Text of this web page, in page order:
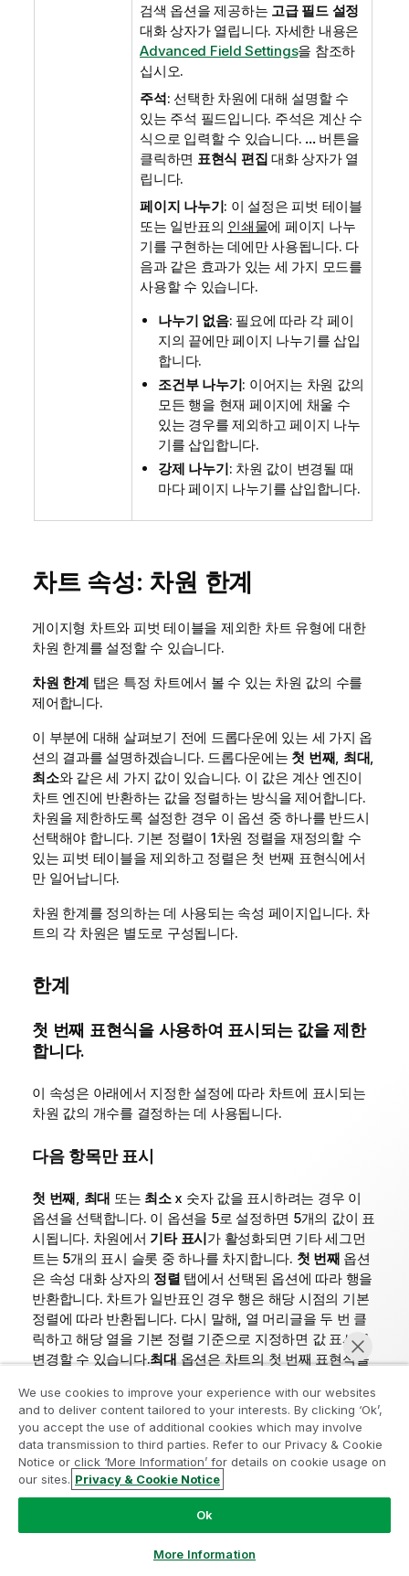
검색 옵션을 제공하는 고급 필드 설정
대화 상자가 열립니다. 자세한 내용은
Advanced Field Settings을 참조하
십시오.
주석: 선택한 차원에 대해 설명할 수
있는 주석 필드입니다. 주석은 계산 수
식으로 입력할 수 있습니다. ...버튼을
클릭하면 표현식 편집 대화 상자가 열
립니다.
페이지 나누기: 이 설정은 피벗 테이블
또는 일반표의 인쇄물에 페이지 나누
기를 구현하는 데에만 사용됩니다. 다
음과 같은 효과가 있는 세 가지 모드를
사용할 수 있습니다.
나누기 없음: 필요에 따라 각 페이
지의 끝에만 페이지 나누기를 삽입
합니다.
조건부 나누기: 이어지는 차원 값의
모든 행을 현재 페이지에 채울 수
있는 경우를 제외하고 페이지 나누
기를 삽입합니다.
강제 나누기: 차원 값이 변경될 때
마다 페이지 나누기를 삽입합니다.
차트 속성: 차원 한계
게이지형 차트와 피벗 테이블을 제외한 차트 유형에 대한
차원 한계를 설정할 수 있습니다.
차원 한계 탭은 특정 차트에서 볼 수 있는 차원 값의 수를
제어합니다.
이 부분에 대해 살펴보기 전에 드롭다운에 있는 세 가지 옵
션의 결과를 설명하겠습니다. 드롭다운에는 첫 번째, 최대,
최소와 같은 세 가지 값이 있습니다. 이 값은 계산 엔진이
차트 엔진에 반환하는 값을 정렬하는 방식을 제어합니다.
차원을 제한하도록 설정한 경우 이 옵션 중 하나를 반드시
선택해야 합니다. 기본 정렬이 1차원 정렬을 재정의할 수
있는 피벗 테이블을 제외하고 정렬은 첫 번째 표현식에서
만 일어납니다.
차원 한계를 정의하는 데 사용되는 속성 페이지입니다. 차
트의 각 차원은 별도로 구성됩니다.
한계
첫 번째 표현식을 사용하여 표시되는 값을 제한
합니다.
이 속성은 아래에서 지정한 설정에 따라 차트에 표시되는
차원 값의 개수를 결정하는 데 사용됩니다.
다음 항목만 표시
첫 번째 최대 또는 최소x 숫자 값을 표시하려는 경우 이
옵션을 선택합니다. 이 옵션을 5로 설정하면 5개의 값이 표
시됩니다. 차원에서 기타 표시가 활성화되면 기타 세그먼
트는 5개의 표시 슬롯 중 하나를 차지합니다. 첫 번째 옵션
은 속성 대화 상자의 정렬 탭에서 선택된 옵션에 따라 행을
반환합니다. 차트가 일반표인 경우 행은 해당 시점의 기본
정렬에 따라 반환됩니다. 다시 말해, 열 머리글을 두 번 클
릭하고 해당 열을 기본 정렬 기준으로 지정하면 값 표시를
변경할 수 있습니다.최대옵션은 차트의 첫 번째 표현식을
사용되는 경우 표시되는 차원 값은 표현식을 대화식으로
정렬하는 동안 일관적으로 유지됩니다. 표현식의 순서가
변경되면 차원 값이 변경될 수 있습니다.최소옵션은 차트
의 첫 번째 표현식을 바탕으로 오름차순으로 해당 행을 반
환합니다. 일반표에서 사용되는 경우 표시되는 차원 값은
표현식을 대화식으로 정렬하는 동안 일관적으로 유지됩니
다. 표현식의 순서가 변경되면 차원 값이 변경될 수 있습니
버튼을 클릭하면표현식 편집
분석 현대화 프로그램에 참여
분석 현대화 프로그램으로 귀중한 QlikView 앱을 손상시키지
않고 현대화하십시오.
거나 다음에 연결하십시오.
ampquestions@qlik.com
We use cookies to improve your experience with our websites
and to deliver content tailored to your interests. By clicking ‘Ok’,
you accept the use of additional cookies which may involve
data transmission to third parties. Refer to our Privacy & Cookie
Notice or click ‘More Information’ for details on cookie usage on
our sites. Privacy & Cookie Notice
Ok
More Information